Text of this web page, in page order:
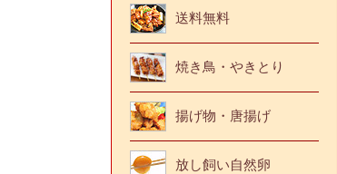
送料無料
焼き鳥・やきとり
揚げ物・唐揚げ
放し飼い自然卵